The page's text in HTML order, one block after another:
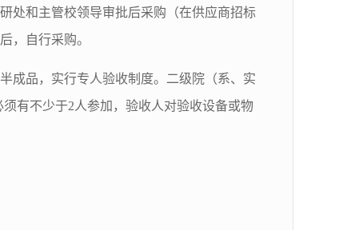
处和主管校领导审批后采购（在供应商招标
，自行采购。
成品，实行专人验收制度。二级院（系、实
有不少于2人参加，验收人对验收设备或物